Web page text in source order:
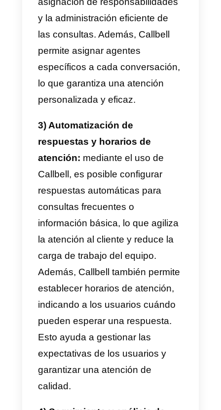
interacciones de WhatsApp y
otras redes sociales.
3) Automatización de
respuestas:Mediante el uso de
Callbell, puedes configurar
respuestas automáticas para
consultas frecuentes o
información básica. Además, con
el routing automático puedes
derivar conversaciones a
cualquier equipo.
4) Seguimiento y análisis de
métricas:Callbell proporciona
estadísticas y análisis detallados
sobre el rendimiento del equipo
de atención al cliente.
5) CRM:Callbell posee un CRM
donde puedes agregar toda la
información de tus alumnos. De